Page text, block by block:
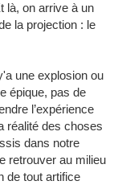
là, on arrive à un
la projection : le
une explosion ou
épique, pas de
l’expérience
réalité des choses
dans notre
retrouver au milieu
de tout artifice